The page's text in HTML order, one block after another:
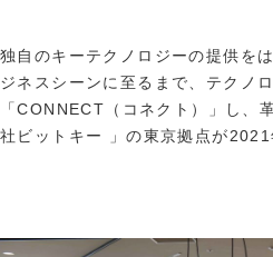
独自のキーテクノロジーの提供を
ジネスシーンに至るまで、テクノ
「CONNECT（コネクト）」し、
社ビットキー 」の東京拠点が2021